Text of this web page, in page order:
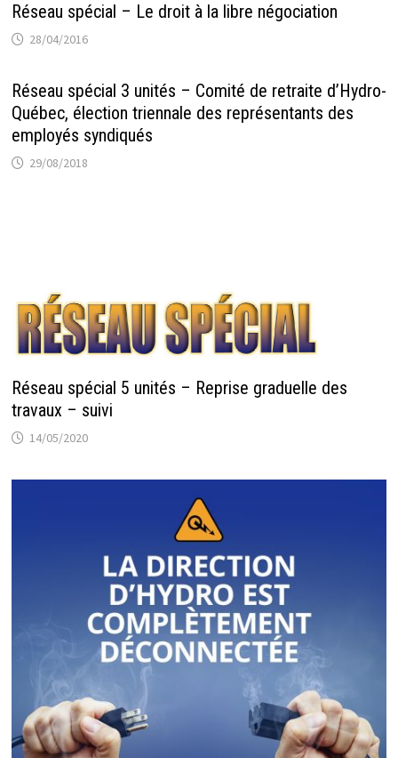
Réseau spécial – Le droit à la libre négociation
28/04/2016
Réseau spécial 3 unités – Comité de retraite d’Hydro-
Québec, élection triennale des représentants des
employés syndiqués
29/08/2018
Réseau spécial 5 unités – Reprise graduelle des
travaux – suivi
14/05/2020